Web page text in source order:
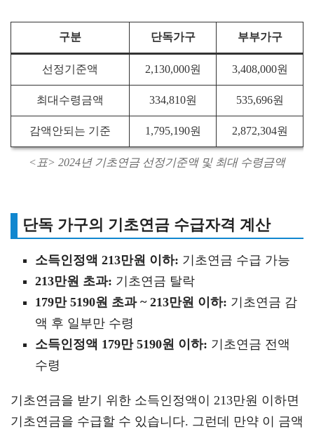
구분 단독가구 부부가구
선정기준액 2,130,000원 3,408,000원
최대수령금액 334,810원 535,696원
감액안되는 기준 1,795,190원 2,872,304원
<표> 2024년 기초연금 선정기준액 및 최대 수령금액
단독 가구의 기초연금 수급자격 계산
소득인정액 213만원 이하: 기초연금 수급 가능
213만원 초과: 기초연금 탈락
179만 5190원 초과 ~ 213만원 이하: 기초연금 감
액 후 일부만 수령
소득인정액 179만 5190원 이하: 기초연금 전액
수령
기초연금을 받기 위한 소득인정액이 213만원 이하면
기초연금을 수급할 수 있습니다. 그런데 만약 이 금액